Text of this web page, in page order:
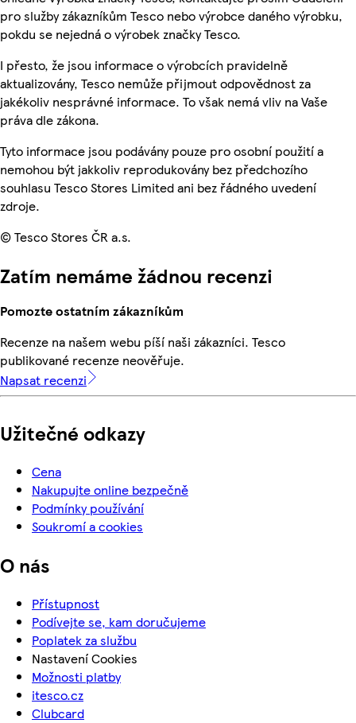
pro služby zákazníkům Tesco nebo výrobce daného výrobku,
pokdu se nejedná o výrobek značky Tesco.
I přesto, že jsou informace o výrobcích pravidelně
aktualizovány, Tesco nemůže přijmout odpovědnost za
jakékoliv nesprávné informace. To však nemá vliv na Vaše
práva dle zákona.
Tyto informace jsou podávány pouze pro osobní použití a
nemohou být jakkoliv reprodukovány bez předchozího
souhlasu Tesco Stores Limited ani bez řádného uvedení
zdroje.
© Tesco Stores ČR a.s.
Zatím nemáme žádnou recenzi
Pomozte ostatním zákazníkům
Recenze na našem webu píší naši zákazníci. Tesco
publikované recenze neověřuje.
Napsat recenzi
Užitečné odkazy
Cena
Nakupujte online bezpečně
Podmínky používání
Soukromí a cookies
O nás
Přístupnost
Podívejte se, kam doručujeme
Poplatek za službu
Nastavení Cookies
Možnosti platby
itesco.cz
Clubcard